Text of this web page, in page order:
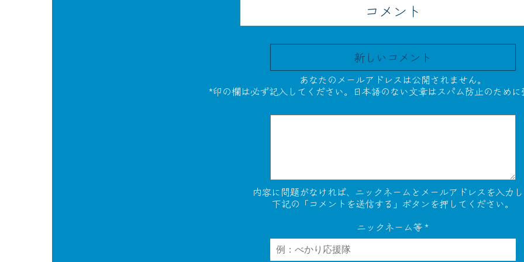
コメント
新しいコメント
あなたのメールアドレスは公開されません。
*印の欄は必ず記入してください。日本語のない文章はスパム防止のために
内容に問題がなければ、ニックネームとメールアドレスを入力
下記の「コメントを送信する」ボタンを押してください。
ニックネーム等*